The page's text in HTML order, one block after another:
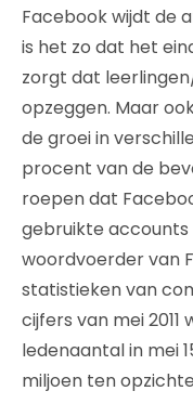
Facebook wijdt de
is het zo dat het
zorgt dat
opzeggen. Maar
de groei in
procent van de
roepen dat
gebruikte accounts
woordvoerder van
statistieken van
cijfers van mei
ledenaantal in mei
miljoen ten